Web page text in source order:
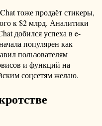
тоже продаёт стикеры,
к $2 млрд. Аналитики
добился успеха в e-
популярен как
пользователям
и функций на
соцсетям желаю.